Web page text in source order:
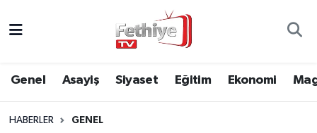
Genel Asayiş Siyaset Eğitim Ekonomi
HABERLER GENEL
Asayiş
Muğla Hava Durumu
Muğla Namaz Vakitleri